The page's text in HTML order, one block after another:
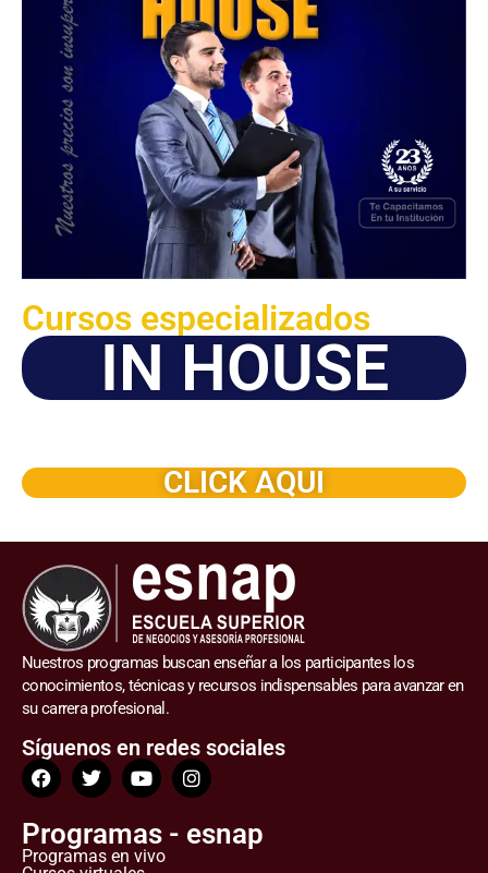
Cursos especializados
IN HOUSE
CLICK AQUI
Nuestros programas buscan enseñar a los participantes los
conocimientos, técnicas y recursos indispensables para avanzar en
su carrera profesional.
Síguenos en redes sociales
Programas - esnap
Programas en vivo